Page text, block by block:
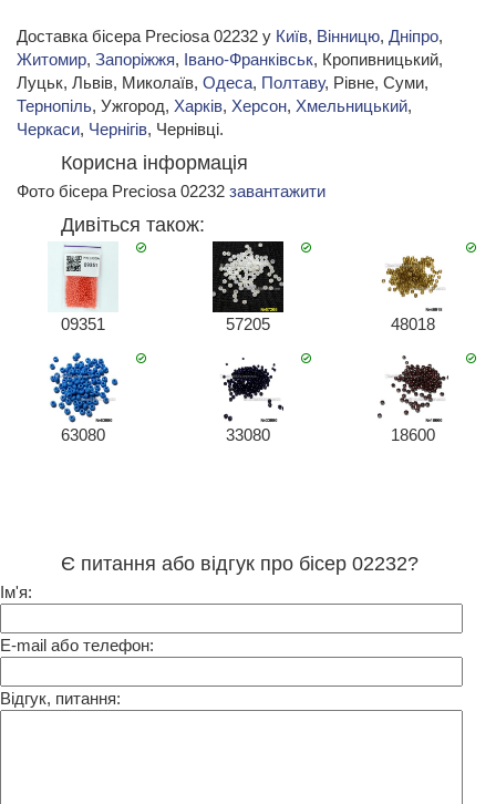
Доставка бісера Preciosa 02232 у Київ, Вінницю, Дніпро,
Житомир, Запоріжжя, Івано-Франківськ, Кропивницький,
Луцьк, Львів, Миколаїв, Одеса, Полтаву, Рівне, Суми,
Тернопіль, Ужгород, Харків, Херсон, Хмельницький,
Черкаси, Чернігів, Чернівці.
Корисна інформація
Фото бісера Preciosa 02232 завантажити
Дивіться також:
09351 57205 48018
63080 33080 18600
Є питання або відгук про бісер 02232?
Ім'я:
E-mail або телефон:
Відгук, питання: